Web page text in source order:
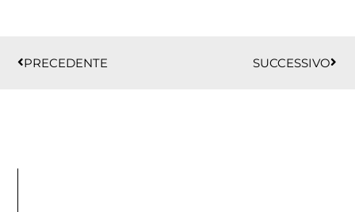
PRECEDENTE
SUCCESSIVO